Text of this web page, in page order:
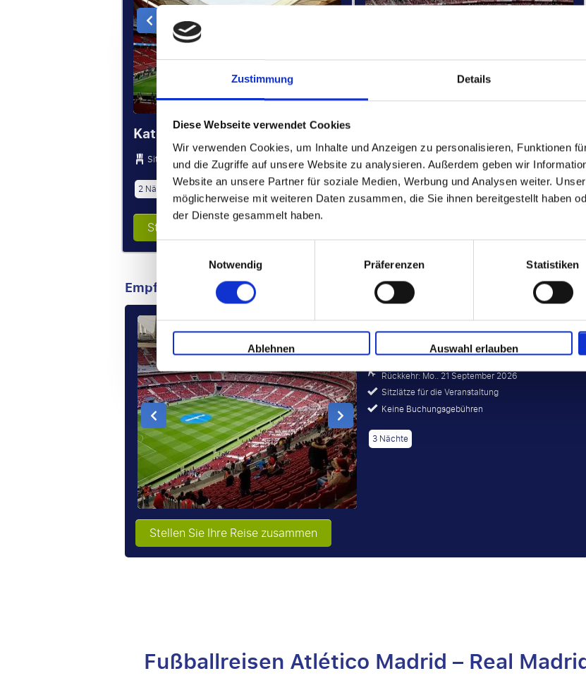
Zustimmung Details
Diese Webseite verwendet Cookies
Wir verwenden Cookies, um Inhalte und Anzeigen zu personalisieren, Funktionen
und die Zugriffe auf unsere Website zu analysieren. Außerdem geben wir
Website an unsere Partner für soziale Medien, Werbung und Analysen weiter.
möglicherweise mit weiteren Daten zusammen, die Sie ihnen bereitgestellt haben
der Dienste gesammelt haben.
Notwendig
Präferenzen Statistiken
Ablehnen Auswahl erlauben
Kategorie 2
Sitze auf der Kurzseite, Unter- oder Mittelrang
2 Nächte
Stellen Sie Ihre Reise zusammen
Sitzplätze auf der Längsseite, Unter- oder
Mittelrang
2 Nächte
Stellen Sie Ihre Reise zusammen
Empfohlene Pakete
P.P. AB
€ 1155 p.P. Kategorie 3
Abfahrt: Fr.. 18 September 2026
Rückkehr: Mo.. 21 September 2026
Sitzlätze für die Veranstaltung
Keine Buchungsgebühren
3 Nächte
Stellen Sie Ihre Reise zusammen
Fußballreisen Atlético Madrid – Real